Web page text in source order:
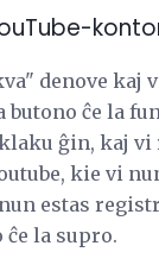
denove kaj
butono ĉe la
ĝin, kaj vi
kie vi
estas
ĉe la supro.